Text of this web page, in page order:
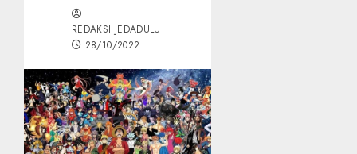
REDAKSI JEDADULU
28/10/2022